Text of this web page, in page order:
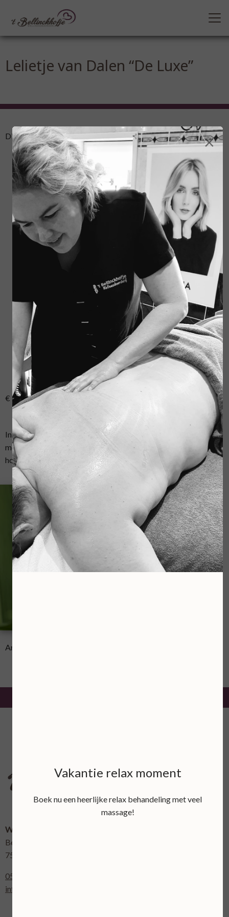
Lelietje van Dalen “De Luxe”
Dit arrangement bestaat uit:
Ontvangst en uitreiking van badjas en sloffen
Lichaamspeeling: Uw hele lichaam krijgt een lekkere
scrubmassage met een fijne korrelcrème, zodat uw huid
word ontdaan van alle dode huidcellen. Uw huid voelt na
het afdouchen zijde zacht aan!
Een ruim 30 minuten durende Hotstone massage, waarbij
uw rug en de achterkant van uw benen volledig
gemasseerd worden met behulp van warme oliën en
warme stenen. Deze behandeling stimuleert de
doorbloeding en voert afvalstoffen af. U voelt zich als
Als tussendoortje, een heerlijk kopje koffie of thee met
iets lekkers!
Gezichtsbehandeling bestaande uit: reiniging, peeling en
gezichts- nek en decolleté massage, afsluitend met een
verzorgende crème, aangepast aan uw huidtype.
Afscheidsdrankje
€ 149,50 per persoon
In de maanden Juli en Augustus passen we het arrangement aan
met een normale lichaamsmassage van 30 minuten. Geen
hotstone!
Arrangementsduur 3 uur
Wellnessboerderij 't Bellinckhofje
Bellinckhofweg 7
7595 LL Weerselo
0541-661354 dit is tevens ons Whatsapp nummer
info@bellinckhofje.nl
×
Vakantie relax moment
Boek nu een heerlijke relax behandeling met veel
massage!